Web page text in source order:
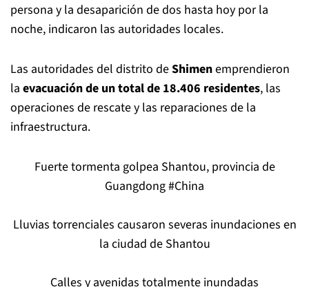
persona y la desaparición de dos hasta hoy por la
noche, indicaron las autoridades locales.
Las autoridades del distrito deShimenemprendieron
la evacuación de un total de 18.406 residentes, las
operaciones de rescate y las reparaciones de la
infraestructura.
Fuerte tormenta golpea Shantou, provincia de
Guangdong#China
Lluvias torrenciales causaron severas inundaciones en
la ciudad de Shantou
Calles y avenidas totalmente inundadas